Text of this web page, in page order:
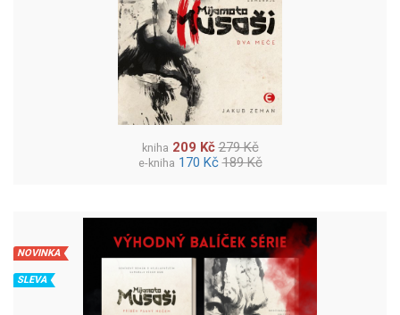
kniha 209 Kč 279 Kč
e-kniha 170 Kč 189 Kč
NOVINKA
SLEVA